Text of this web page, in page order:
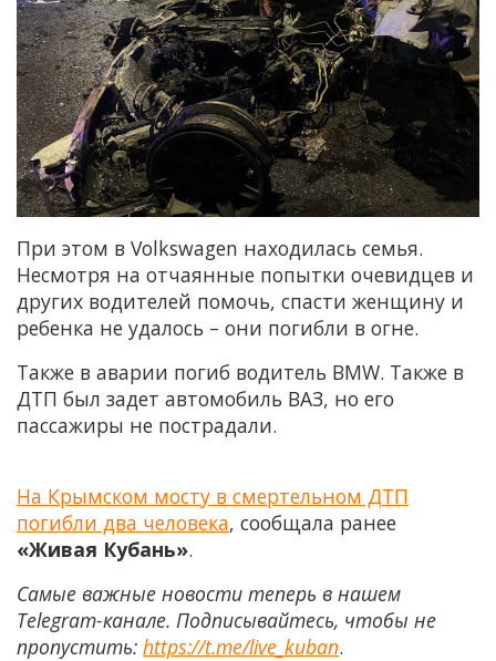
При этом в Volkswagen находилась семья.
Несмотря на отчаянные попытки очевидцев и
других водителей помочь, спасти женщину и
ребенка не удалось – они погибли в огне.
Также в аварии погиб водитель BMW. Также в
ДТП был задет автомобиль ВАЗ, но его
пассажиры не пострадали.
На Крымском мосту в смертельном ДТП
погибли два человека, сообщала ранее
«Живая Кубань».
Самые важные новости теперь в нашем
Telegram-канале. Подписывайтесь, чтобы не
пропустить: https://t.me/live_kuban.